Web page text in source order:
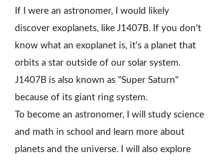
If I were an astronomer, I would likely
discover exoplanets, like J1407B. If you don't
know what an exoplanet is, it's a planet that
orbits a star outside of our solar system.
J1407B is also known as "Super Saturn"
because of its giant ring system.
To become an astronomer, I will study science
and math in school and learn more about
planets and the universe. I will also explore